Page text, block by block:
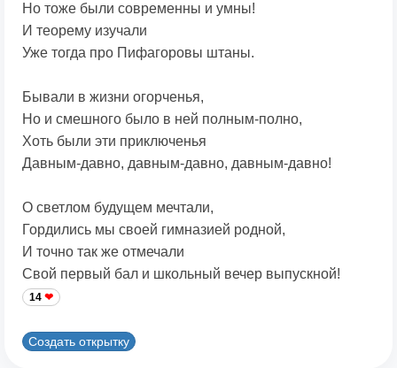
Но тоже были современны и умны!
И теорему изучали
Уже тогда про Пифагоровы штаны.
Бывали в жизни огорченья,
Но и смешного было в ней полным-полно,
Хоть были эти приключенья
Давным-давно, давным-давно, давным-давно!
О светлом будущем мечтали,
Гордились мы своей гимназией родной,
И точно так же отмечали
Свой первый бал и школьный вечер выпускной!
14
Создать открытку